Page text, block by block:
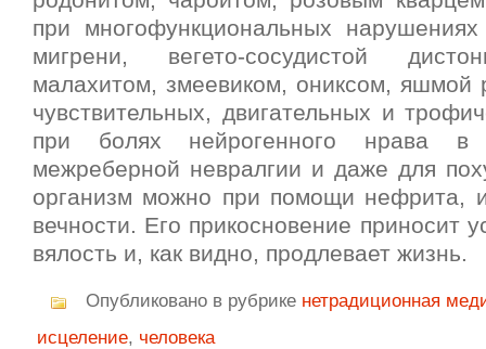
при многофункциональных
мигрени, вегето-сосудистой
малахитом, змеевиком, ониксом, яшмой
чувствительных, двигательных и
при болях нейрогенного нрава в
межреберной невралгии и даже для
организм можно при помощи нефрита,
вечности. Его прикосновение приносит
вялость и, как видно, продлевает жизнь.
Опубликовано в рубрике нетрадиционная
исцеление, человека